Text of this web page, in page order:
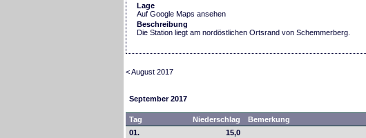
Lage
Auf Google Maps ansehen
Beschreibung
Die Station liegt am nordöstlichen Ortsrand von Schemmerberg.
< August 2017
September 2017
Tag Niederschlag Bemerkung
01.
15,0